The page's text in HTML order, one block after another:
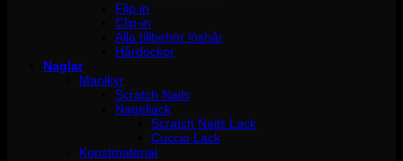
Flip in
Clip-in
Alla tillbehör löshår
Hårdockor
Naglar
Manikyr
Scratch Nails
Nagellack
Scratch Nails Lack
Cuccio Lack
Konstmaterial